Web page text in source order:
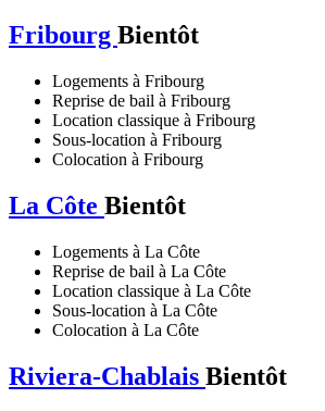
Fribourg Bientôt
Logements à Fribourg
Reprise de bail à Fribourg
Location classique à Fribourg
Sous-location à Fribourg
Colocation à Fribourg
La Côte Bientôt
Logements à La Côte
Reprise de bail à La Côte
Location classique à La Côte
Sous-location à La Côte
Colocation à La Côte
Riviera-Chablais Bientôt